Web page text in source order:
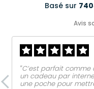
Basé sur
Avis
‟C’est parfait
un cadeau par
une poche pour